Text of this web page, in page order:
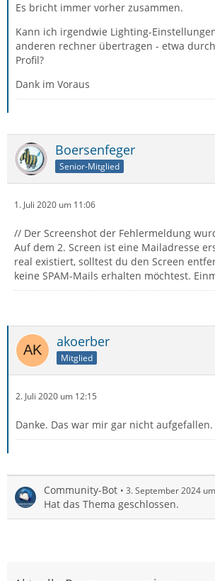
Es bricht immer vorher zusammen.
Kann ich irgendwie Lighting-
anderen rechner übertragen - etwa
Profil?
Dank im Voraus
Boersenfeger
Senior-Mitglied
1. Juli 2020 um 11:06
// Der Screenshot der Fehlermeldung
Auf dem 2. Screen ist eine Mailadresse
real existiert, solltest du den Screen
keine SPAM-Mails erhalten möchtest.
akoerber
Mitglied
2. Juli 2020 um 12:15
Danke. Das war mir gar nicht aufgefallen.
Community-Bot 3. September 2024
Hat das Thema geschlossen.